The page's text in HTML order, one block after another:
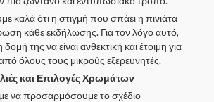
καλά ότι η στιγμή που σπάει η πινιάτα
κάθε εκδήλωσης. Για τον λόγο αυτό,
της να είναι ανθεκτική και έτοιμη για
όλους τους μικρούς εξερευνητές.
και Επιλογές Χρωμάτων
να προσαρμόσουμε το σχέδιο